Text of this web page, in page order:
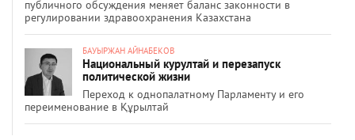
публичного обсуждения меняет баланс законности в
регулировании здравоохранения Казахстана
БАУЫРЖАН АЙНАБЕКОВ
Национальный курултай и перезапуск
политической жизни
Переход к однопалатному Парламенту и его
переименование в Құрылтай